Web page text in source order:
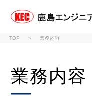
TOP 業務内容
業務内容